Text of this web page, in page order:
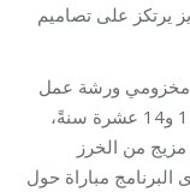
يرتكز على تصاميم
مخزومي ورشة عمل
حرفيّة للفتيات اللواتي تتراوح أعمارهن بين 11 و14 عشرة سنةً،
من الخرز
مباراة حول